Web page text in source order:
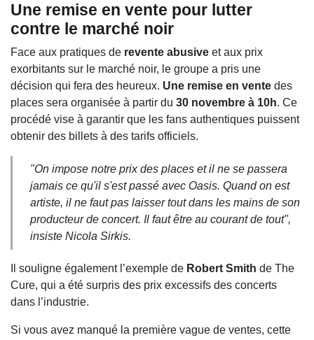
Une remise en vente pour lutter
contre le marché noir
Face aux pratiques de revente abusive et aux prix
exorbitants sur le marché noir, le groupe a pris une
décision qui fera des heureux. Une remise en vente des
places sera organisée à partir du 30 novembre à 10h. Ce
procédé vise à garantir que les fans authentiques puissent
obtenir des billets à des tarifs officiels.
"On impose notre prix des places et il ne se passera
jamais ce qu'il s'est passé avec Oasis. Quand on est
artiste, il ne faut pas laisser tout dans les mains de son
producteur de concert. Il faut être au courant de tout",
insiste Nicola Sirkis.
Il souligne également l’exemple de Robert Smith de The
Cure, qui a été surpris des prix excessifs des concerts
dans l’industrie.
Si vous avez manqué la première vague de ventes, cette